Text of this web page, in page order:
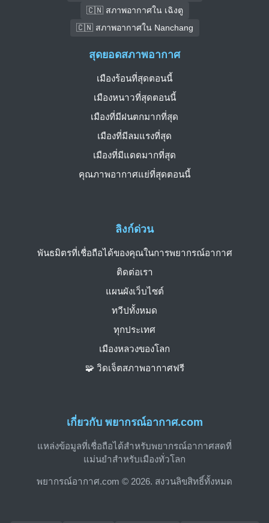
🇨🇳 สภาพอากาศใน เฉิงตู
🇨🇳 สภาพอากาศใน Nanchang
เกี่ยวกับ พยากรณ์อากาศ.com
แหล่งข้อมูลที่เชื่อถือได้สำหรับพยากรณ์อากาศสดที่
แม่นยำสำหรับเมืองทั่วโลก
พยากรณ์อากาศ.com © 2026. สงวนลิขสิทธิ์ทั้งหมด
ลิงก์ด่วน
พันธมิตรที่เชื่อถือได้ของคุณในการพยากรณ์อากาศ
ติดต่อเรา
แผนผังเว็บไซต์
ทวีปทั้งหมด
ทุกประเทศ
เมืองหลวงของโลก
🧩 วิดเจ็ตสภาพอากาศฟรี
สุดยอดสภาพอากาศ
เมืองร้อนที่สุดตอนนี้
เมืองหนาวที่สุดตอนนี้
เมืองที่มีฝนตกมากที่สุด
เมืองที่มีลมแรงที่สุด
เมืองที่มีแดดมากที่สุด
คุณภาพอากาศแย่ที่สุดตอนนี้